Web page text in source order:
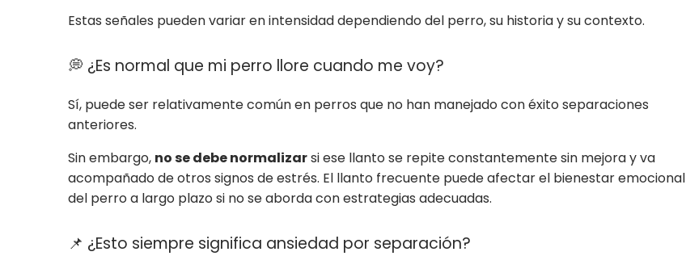
Estas señales pueden variar en intensidad dependiendo del perro, su historia y su contexto.
💭 ¿Es normal que mi perro llore cuando me voy?
Sí, puede ser relativamente común en perros que no han manejado con éxito separaciones
anteriores.
Sin embargo, no se debe normalizarsi ese llanto se repite constantemente sin mejora y va
acompañado de otros signos de estrés. El llanto frecuente puede afectar el bienestar emocional
del perro a largo plazo si no se aborda con estrategias adecuadas.
📌 ¿Esto siempre significa ansiedad por separación?